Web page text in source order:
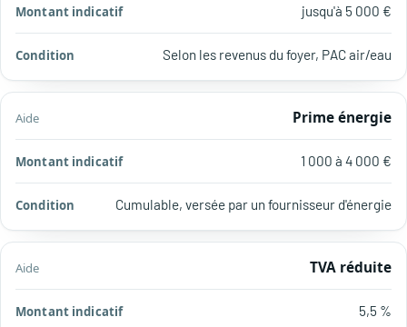
jusqu'à 5 000 €
Selon les revenus du foyer, PAC air/eau
Prime énergie
1 000 à 4 000 €
Cumulable, versée par un fournisseur d'énergie
TVA réduite
5,5 %